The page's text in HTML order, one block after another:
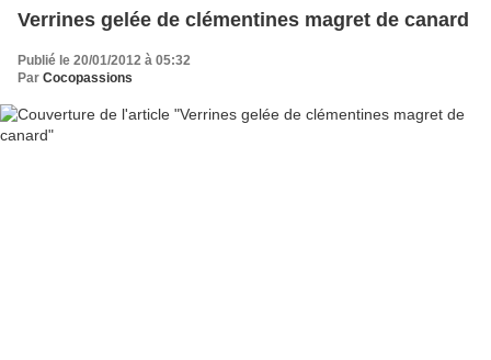
Verrines gelée de clémentines magret de canard
Publié le 20/01/2012 à 05:32
Par Cocopassions